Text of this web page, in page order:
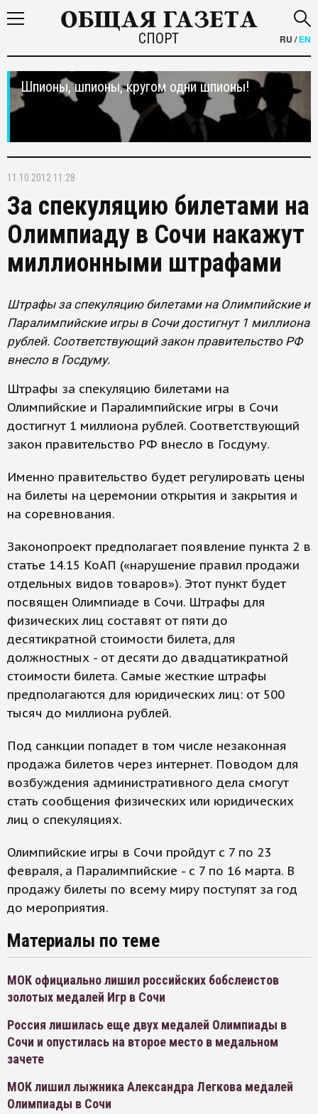
СПОРТ RU /EN
Шпионы, шпионы, кругом одни шпионы!
11.10.2012 11:28
За спекуляцию билетами на
Олимпиаду в Сочи накажут
миллионными штрафами
Штрафы за спекуляцию билетами на Олимпийские и
Паралимпийские игры в Сочи достигнут 1 миллиона
рублей. Соответствующий закон правительство РФ
внесло в Госдуму.
Штрафы за спекуляцию билетами на
Олимпийские и Паралимпийские игры в Сочи
достигнут 1 миллиона рублей. Соответствующий
закон правительство РФ внесло в Госдуму.
Именно правительство будет регулировать цены
на билеты на церемонии открытия и закрытия и
на соревнования.
Законопроект предполагает появление пункта 2 в
статье 14.15 КоАП («нарушение правил продажи
отдельных видов товаров»). Этот пункт будет
посвящен Олимпиаде в Сочи. Штрафы для
физических лиц составят от пяти до
десятикратной стоимости билета, для
должностных - от десяти до двадцатикратной
стоимости билета. Самые жесткие штрафы
предполагаются для юридических лиц: от 500
тысяч до миллиона рублей.
Под санкции попадет в том числе незаконная
продажа билетов через интернет. Поводом для
возбуждения административного дела смогут
стать сообщения физических или юридических
лиц о спекуляциях.
Олимпийские игры в Сочи пройдут с 7 по 23
февраля, а Паралимпийские - с 7 по 16 марта. В
продажу билеты по всему миру поступят за год
до мероприятия.
Материалы по теме
МОК официально лишил российских бобслеистов
золотых медалей Игр в Сочи
Россия лишилась еще двух медалей Олимпиады в
Сочи и опустилась на второе место в медальном
зачете
МОК лишил лыжника Александра Легкова медалей
Олимпиады в Сочи